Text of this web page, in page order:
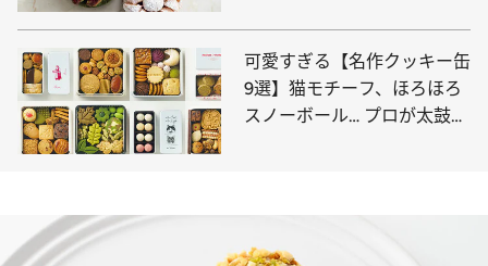
可愛すぎる【名作クッキー缶
9選】猫モチーフ、ほろほろ
スノーボール… プロが太鼓判